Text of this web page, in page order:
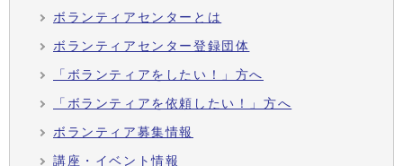
ボランティアセンターとは
ボランティアセンター登録団体
「ボランティアをしたい！」方へ
「ボランティアを依頼したい！」方へ
ボランティア募集情報
講座・イベント情報